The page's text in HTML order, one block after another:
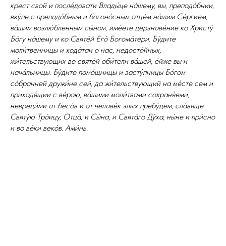
крест свой и после́довати Влады́це на́шему, вы, преподо́бнии,
вку́пе с преподо́бным и богоно́сным отце́м на́шим Се́ргием,
ва́шим возлю́бленным сы́ном, име́ете дерзнове́ние ко Христу́
Бо́гу на́шему и ко Святе́й Его́ Богома́тери. Бу́дите
моли́твенницы и хода́таи о нас, недосто́йных,
жи́тельствующих во святе́й оби́тели ва́шей, е́йже вы и
нача́льницы. Бу́дите помо́щницы и засту́пницы Бо́гом
со́бранней дружи́не сей, да жи́тельствующий на ме́сте сем и
приходя́щии с ве́рою, ва́шими моли́твами сохраня́еми,
невреди́ми от бесо́в и от челове́к злых пребу́дем, сла́вяще
Святу́ю Тро́ицу, Отца́, и Сы́на, и Свята́го Ду́ха, ны́не и при́сно
и во ве́ки веко́в. Ами́нь.